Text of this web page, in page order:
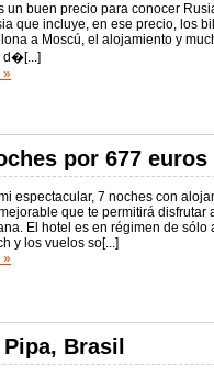
un buen precio para conocer
que incluye, en ese precio, los
a Moscú, el alojamiento y
d�[...]
»
por 677 euros
espectacular, 7 noches con
que te permitirá disfrutar
El hotel es en régimen de sólo
y los vuelos so[...]
»
Brasil